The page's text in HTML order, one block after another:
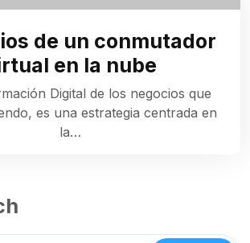
de un conmutador
en la nube
Digital de los negocios que
es una estrategia centrada en
la…